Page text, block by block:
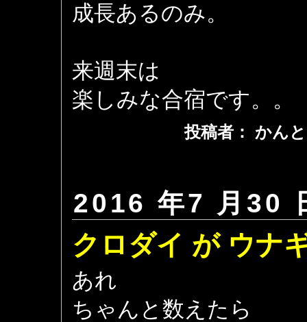
成長あるのみ。
来週末は
楽しみな合宿です。。
投稿者： かん
2016 年7 月30
クロダイ が ウナ
あれ
ちゃんと数えたら